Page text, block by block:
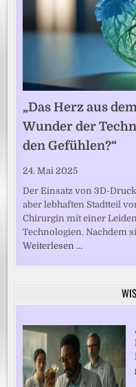
„Das Herz aus
Wunder der
den Gefühlen?“
24. Mai 2025
Der Einsatz von 3D-
aber lebhaften Stadtteil
Chirurgin mit einer
Technologien. Nachdem
Weiterlesen …